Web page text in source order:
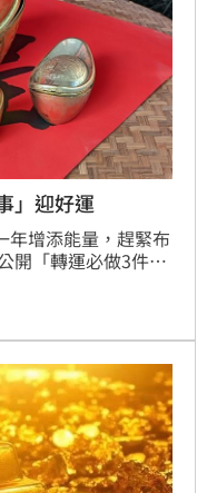
」迎好運
年增添能量，趕緊布
開「轉運必做3件
曆剪髮吉日，針對
好迎接新的開始，開